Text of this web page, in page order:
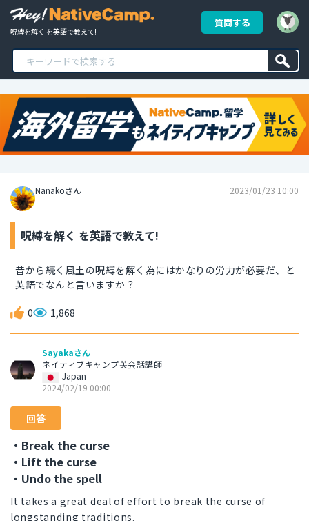
呪縛を解く を英語で教えて!
質問する
Nanakoさん 2023/01/23 10:00
呪縛を解く を英語で教えて!
昔から続く風土の呪縛を解く為にはかなりの労力が必要だ、と
英語でなんと言いますか？
0 1,868
Sayakaさん
ネイティブキャンプ英会話講師
Japan
2024/02/19 00:00
回答
・Break the curse
・Lift the curse
・Undo the spell
It takes a great deal of effort to break the curse of
longstanding traditions.